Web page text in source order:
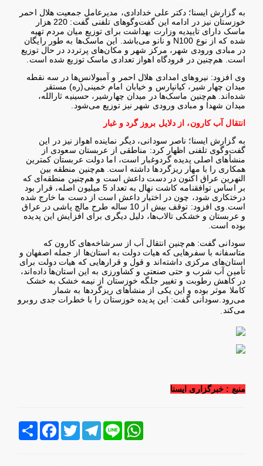
به گزارش ایسنا؛ دکتر علی خدادادی، مدیرعامل جمعیت هلال احمر
خوزستان نیز در ادامه این گفت‌وگوهای تلفنی گفت: 220 هزار
ماسک دارای تاییدیه وزارت بهداشت برای توزیع میان مردم تهیه
شده که از نوعN100و نانو می‌باشد. این ماسک‌ها به طور رایگان
در مبادی ورودی شهر، مرکز شهر و مکان‌های پرتردد در حال توزیع
است. هم‌چنین در فرودگاه اهواز تعدادی ماسک توزیع شده است.
وی افزود: نیروهای امدادی هلال احمر و آمبولانس‌ها در سه نقطه
میدان چهار شیر، کیانپارس و خیابان امام خمینی(ره) مستقر
شده‌اند. هم‌چنین ماسک‌ها در میدان چهارشیر، حسینیه ثارالله،
میدان شهدا و مبادی ورودی شهر نیز توزیع می‌شود.
انتقال آب کارون، از دلایل بروز گرد و غبار
به گزارش ایسنا؛ ناصر سودانی، دیگر نماینده اهواز نیز در این
گفت‌وگوی تلفنی اظهار کرد: مناطقی از عربستان سعودی از
منشأهای اصلی پدیده گردوغبار است، اما دولت عربستان کمترین
همکاری را با مهار ریزگردها داشته است. هم‌چنین منطقه بین
النهرین عراق اکنون در دست داعش است و هم‌چنین منطقه‌ای که
بر اساس توافقنامه کاشت نهال به تعداد 5 میلیون اصله، قرار بود
درختکاری شود، چون در اختیار داعش است از دست ما خارج شده
است.
وی افزود: توقف بیش از 10 ساله طرح مالچ پاشی در عراق
و عربستان و خشکی تالاب‌ها، دلیل دیگری برای افزایش این پدیده
بوده است.
سودانی گفت: هم‌چنین انتقال آب از سرشاخه‌های کارون که
متاسفانه با سفرهایی که هیات دولت به استان‌ها از جمله اصفهان و
استان‌های مرکزی داشته‌اند و قول و قرارهایی که هیات دولت برای
تأمین آب شرب و حتی صنعتی و کشاورزی به این استان‌ها داده‌اند،
در کاهش رطوبت و تغییر جلگه خوزستان از نیمه خشک به خشک
کاملا موثر بوده و این یکی از منشأهای ریزگردها به شمار
می‌رود .سودانی گفت: این پدیده خوزستان را با خطرات جدی روبرو
می‌کند.
منبع : خبرگزاری ایسنا
اشتراک
FacebookTwitter
Telegram Line
WhatsApp